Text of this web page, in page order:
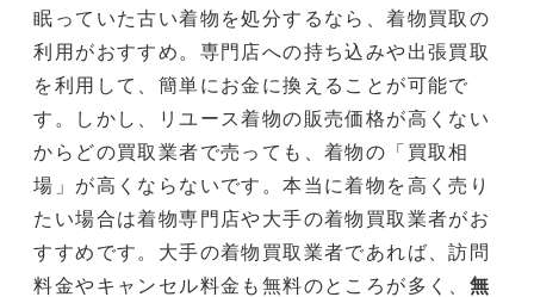
眠っていた古い着物を処分するなら、着物買取の
利用がおすすめ。専門店への持ち込みや出張買取
を利用して、簡単にお金に換えることが可能で
す。しかし、リユース着物の販売価格が高くない
からどの買取業者で売っても、着物の「買取相
場」が高くならないです。本当に着物を高く売り
たい場合は着物専門店や大手の着物買取業者がお
すすめです。大手の着物買取業者であれば、訪問
料金やキャンセル料金も無料のところが多く、 無